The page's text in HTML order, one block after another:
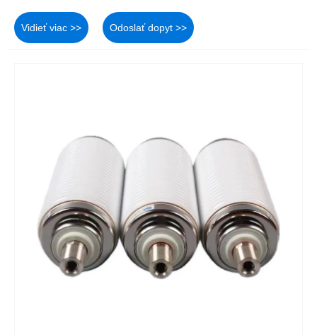
Vidieť viac >> Odoslať dopyt >>